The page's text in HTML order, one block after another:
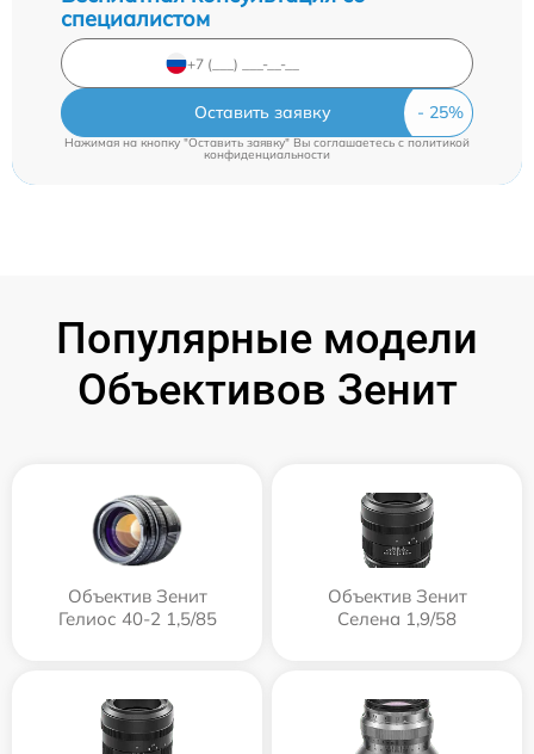
специалистом
Оставить заявку
Нажимая на кнопку "Оставить заявку" Вы соглашаетесь cполитикой
конфиденциальности
Популярные модели
Объективов Зенит
Объектив Зенит
Гелиос 40-2 1,5/85
Объектив Зенит
Селена 1,9/58